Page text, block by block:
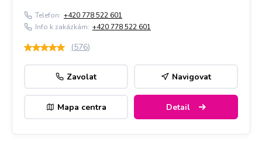
Telefon: +420 778 522 601
Info k zakázkám: +420 778 522 601
(576)
Zavolat Navigovat
Mapa centra Detail